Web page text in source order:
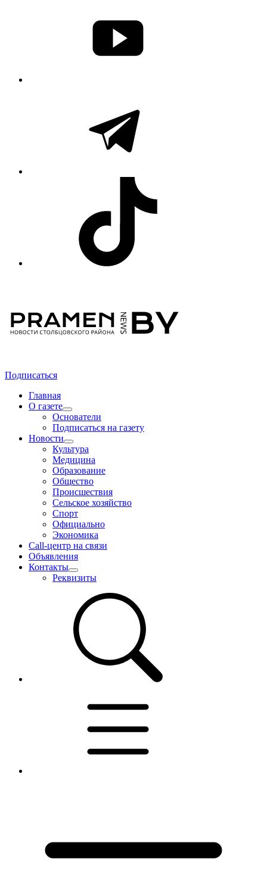
Подписаться
Главная
О газете
Основатели
Подписаться на газету
Новости
Культура
Медицина
Образование
Общество
Происшествия
Сельское хозяйство
Спорт
Официально
Экономика
Call-центр на связи
Объявления
Контакты
Реквизиты